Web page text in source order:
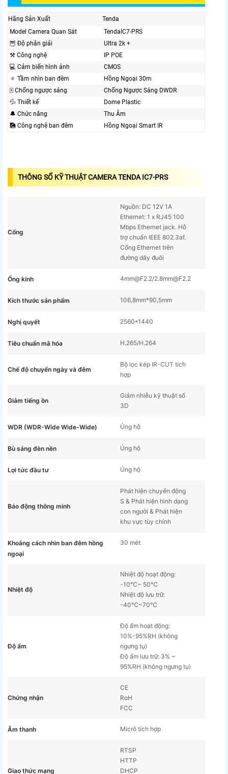
Hãng Sản Xuất
Tenda
Model Camera Quan Sát
TendaIC7-PRS
🦉 Độ phân giải
Ultra 2k +
⚒ Công nghệ
IP POE
💻 Cảm biến hình ảnh
CMOS
🔅 Tầm nhìn ban đêm
Hồng Ngoại 30m
🀄 Chống ngược sáng
Chống Ngược Sáng DWDR
💦 Thiết kế
Dome Plastic
🔔 Chức năng
Thu Âm
🎑 Công nghệ ban đêm
Hồng Ngoại Smart IR
THÔNG SỐ KỸ THUẬT CAMERA TENDA IC7-PRS
Cổng
Nguồn: DC 12V 1A
Ethernet: 1 x RJ45 100
Mbps Ethernet jack. Hỗ
trợ chuẩn IEEE 802.3af.
Cổng Ethernet trên
đường dây đuôi
Ống kính 4mm@F2.2/2.8mm@F2.2
Kích thước sản phẩm 106,8mm*90,5mm
Nghị quyết 2560*1440
Tiêu chuẩn mã hóa H.265/H.264
Chế độ chuyển ngày và đêm
Bộ lọc kép IR-CUT tích
hợp
Giảm tiếng ồn
Giảm nhiễu kỹ thuật số
3D
WDR (WDR-Wide Wide-Wide) Ủng hộ
Bù sáng đèn nền Ủng hộ
Lợi tức đầu tư Ủng hộ
Báo động thông minh
Phát hiện chuyển động
S & Phát hiện hình dạng
con người & Phát hiện
khu vực tùy chỉnh
Khoảng cách nhìn ban đêm hồng
ngoại
30 mét
Nhiệt độ
Nhiệt độ hoạt động:
-10℃~ 50℃
Nhiệt độ lưu trữ:
-40℃~70℃
Độ ẩm
Độ ẩm hoạt động:
10%-95%RH (không
ngưng tụ)
Độ ẩm lưu trữ: 3% ~
95%RH (không ngưng tụ)
Chứng nhận
CE
RoH
FCC
Âm thanh Micrô tích hợp
Giao thức mạng
RTSP
HTTP
DHCP